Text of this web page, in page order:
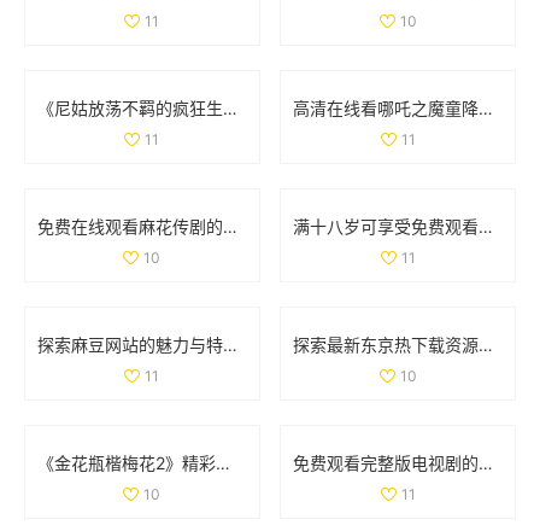
11 10
《尼姑放荡不羁的疯狂生活在线观看免费版》
11
高清在线看哪吒之魔童降世2电影的方法和渠道分享
11
免费在线观看麻花传剧的高清完整版MV，尽享精彩剧集魅力
10
满十八岁可享受免费观看多部电视剧的最新福利和活动
11
探索麻豆网站的魅力与特色，揭开其背后的惊人故事
11
探索最新东京热下载资源，畅享精彩影视体验大战点子
10
《金花瓶楷梅花2》精彩重播，带你领略艺术之美与文化魅力
10
免费观看完整版电视剧的下载方法与资源推荐
11